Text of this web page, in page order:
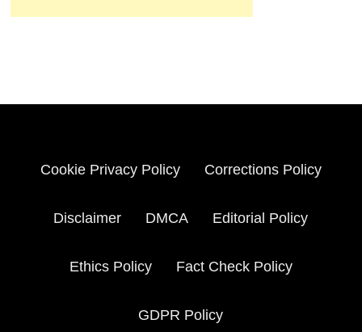
Cookie Privacy Policy Corrections Policy
Disclaimer DMCA Editorial Policy
Ethics Policy Fact Check Policy
GDPR Policy